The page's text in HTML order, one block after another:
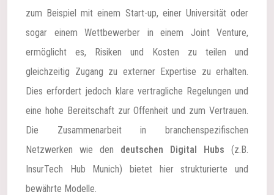
zum Beispiel mit einem Start-up, einer Universität oder
sogar einem Wettbewerber in einem Joint Venture,
ermöglicht es, Risiken und Kosten zu teilen und
gleichzeitig Zugang zu externer Expertise zu erhalten.
Dies erfordert jedoch klare vertragliche Regelungen und
eine hohe Bereitschaft zur Offenheit und zum Vertrauen.
Die Zusammenarbeit in branchenspezifischen
Netzwerken wie den deutschen Digital Hubs (z.B.
InsurTech Hub Munich) bietet hier strukturierte und
bewährte Modelle.